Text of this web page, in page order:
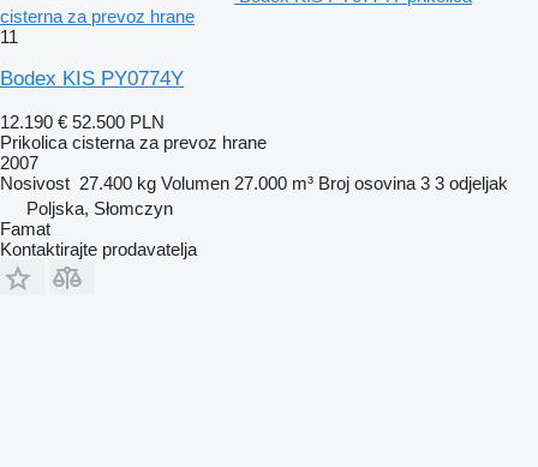
cisterna za prevoz hrane
11
Bodex KIS PY0774Y
12.190 € 52.500 PLN
Prikolica cisterna za prevoz hrane
2007
Nosivost 27.400 kg Volumen 27.000 m³ Broj osovina 3 3 odjeljak
Poljska, Słomczyn
Famat
Kontaktirajte prodavatelja